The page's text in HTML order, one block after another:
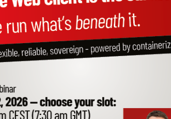
Firmeninformation
Firmenname
Ansprechpartner
E-Mail